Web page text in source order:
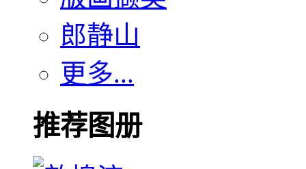
郎静山
更多...
推荐图册